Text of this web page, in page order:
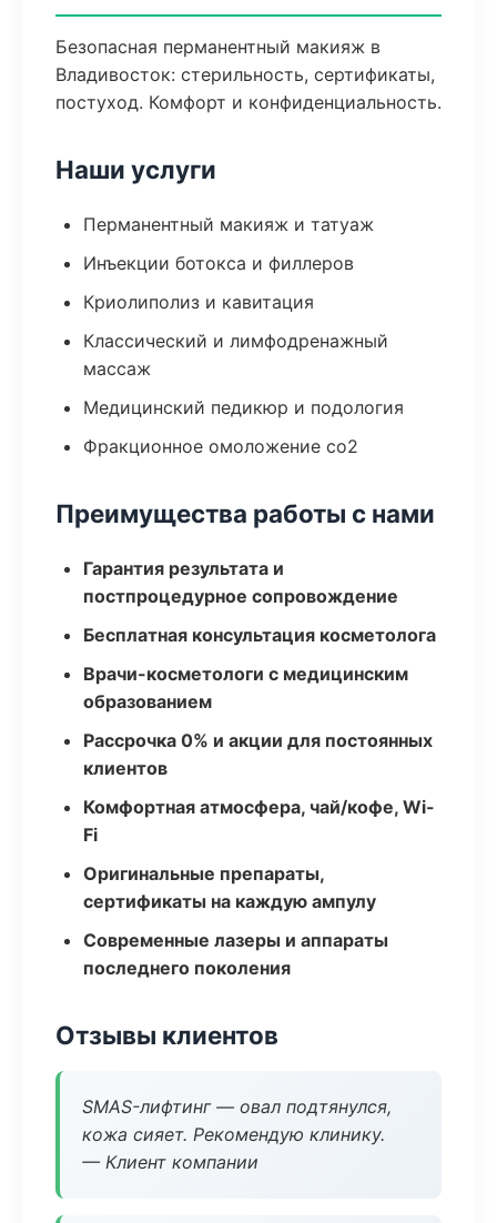
Безопасная перманентный макияж в
Владивосток: стерильность, сертификаты,
постуход. Комфорт и конфиденциальность.
Наши услуги
Перманентный макияж и татуаж
Инъекции ботокса и филлеров
Криолиполиз и кавитация
Классический и лимфодренажный
массаж
Медицинский педикюр и подология
Фракционное омоложение co2
Преимущества работы с нами
Гарантия результата и
постпроцедурное сопровождение
Бесплатная консультация косметолога
Врачи-косметологи с медицинским
образованием
Рассрочка 0% и акции для постоянных
клиентов
Комфортная атмосфера, чай/кофе, Wi-
Fi
Оригинальные препараты,
сертификаты на каждую ампулу
Современные лазеры и аппараты
последнего поколения
Отзывы клиентов
SMAS-лифтинг — овал подтянулся,
кожа сияет. Рекомендую клинику.
— Клиент компании